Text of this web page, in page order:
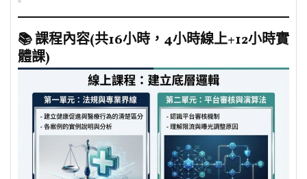
📚 課程內容(共16小時，4小時線上+12小時實
體課)